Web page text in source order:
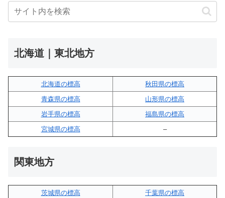
北海道｜東北地方
北海道の標高
秋田県の標高
青森県の標高
山形県の標高
岩手県の標高
福島県の標高
宮城県の標高
–
関東地方
茨城県の標高
千葉県の標高